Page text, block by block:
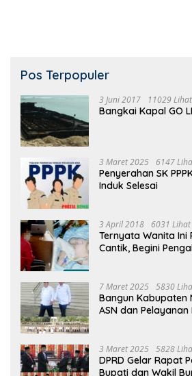
Pos Terpopuler
3 Juni 2017 11029 Lihat
Bangkai Kapal GO
3 Maret 2025 6147
Penyerahan SK
Induk Selesai
3 April 2018 6031 Lihat
Ternyata Wanita Ini
Cantik, Begini
7 Maret 2025 5830
Bangun Kabupaten
ASN dan
3 Maret 2025 5828
DPRD Gelar Rapat
Bupati dan Wakil